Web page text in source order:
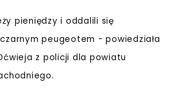
pieniędzy i oddalili się
peugeotem - powiedziała
z policji dla powiatu